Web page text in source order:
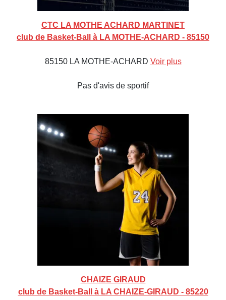
CTC LA MOTHE ACHARD MARTINET
club de Basket-Ball à LA MOTHE-ACHARD - 85150
85150 LA MOTHE-ACHARD Voir plus
Pas d'avis de sportif
CHAIZE GIRAUD
club de Basket-Ball à LA CHAIZE-GIRAUD - 85220